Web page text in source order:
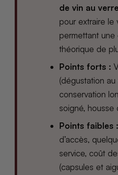
de vin au verre
pour extraire le
permettant une
théorique de
Points forts :
(dégustation au
conservation
soigné, housse
Points faibles :
d’accès,
service, coût
(capsules et